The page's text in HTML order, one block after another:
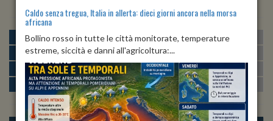
MATTINA min:19º max:25º U:55%
POMERIGGIO min:26º max:28º
SERA min: 21º max:26º U:57%-77%
NOTTE min:19º max:21º U:72%
Caldo senza tregua, Italia in allerta: dieci giorni ancora nella morsa
africana
Bollino rosso in tutte le città monitorate, temperature
estreme, siccità e danni all'agricoltura:...